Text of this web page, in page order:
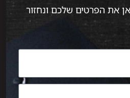
את הפרטים שלכם ונחזור